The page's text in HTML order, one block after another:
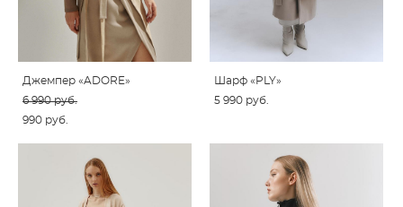
Джемпер «ADORE»
6 990 pуб.
990 pуб.
Шарф «PLY»
5 990 pуб.